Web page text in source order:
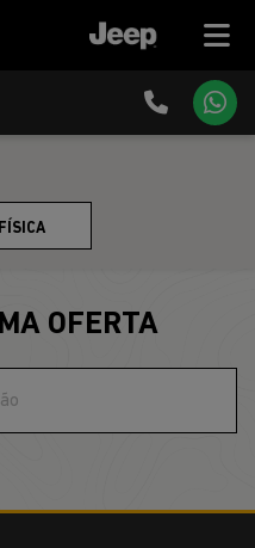
OFERTA